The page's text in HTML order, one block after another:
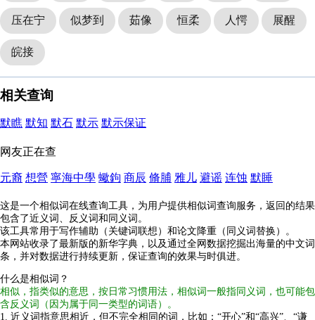
压在宁 似梦到 茹像 恒柔 人愕 展醒
皖接
相关查询
默瞧 默知 默石 默示 默示保证
网友正在查
元裔 想營 寧海中學 蠍鉤 商辰 脩脯 雅儿 避谣 连蚀 默睡
这是一个相似词在线查询工具，为用户提供相似词查询服务，返回的结果
包含了近义词、反义词和同义词。
该工具常用于写作辅助（关键词联想）和论文降重（同义词替换）。
本网站收录了最新版的新华字典，以及通过全网数据挖掘出海量的中文词
条，并对数据进行持续更新，保证查询的效果与时俱进。
什么是相似词？
相似，指类似的意思，按日常习惯用法，相似词一般指同义词，也可能包
含反义词（因为属于同一类型的词语）。
1. 近义词指意思相近，但不完全相同的词，比如：“开心”和“高兴”、“谦